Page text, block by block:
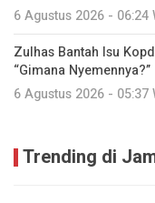
6 Agustus 2026 - 06:24
Zulhas Bantah Isu
“Gimana Nyemennya?”
6 Agustus 2026 - 05:37
Trending di